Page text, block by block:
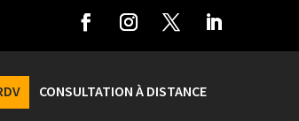
CONSULTATION À DISTANCE